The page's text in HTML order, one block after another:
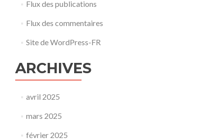
Flux des publications
Flux des commentaires
Site de WordPress-FR
ARCHIVES
avril 2025
mars 2025
février 2025